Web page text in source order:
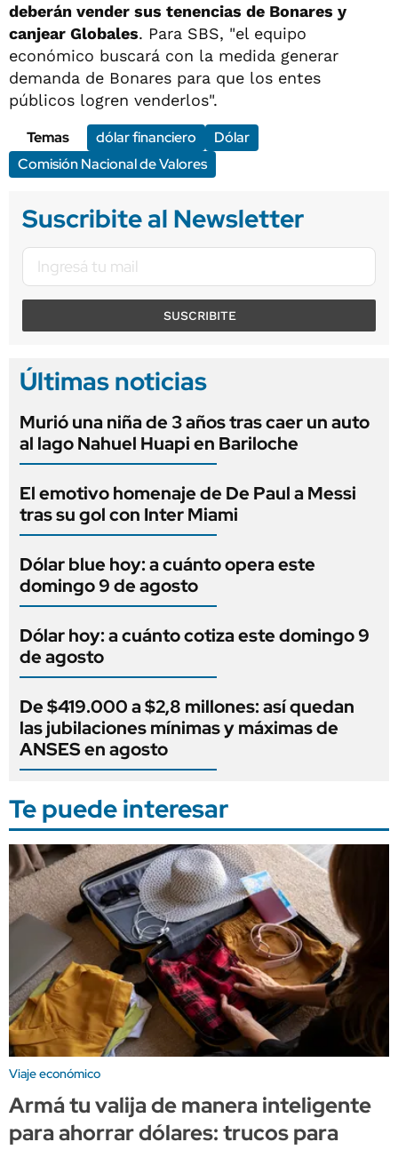
deberán vender sus tenencias de Bonares y
canjear Globales. Para SBS, "el equipo
económico buscará con la medida generar
demanda de Bonares para que los entes
públicos logren venderlos".
Temas
dólar financiero
Dólar
Comisión Nacional de Valores
Suscribite al Newsletter
SUSCRIBITE
Últimas noticias
Murió una niña de 3 años tras caer un auto
al lago Nahuel Huapi en Bariloche
El emotivo homenaje de De Paul a Messi
tras su gol con Inter Miami
Dólar blue hoy: a cuánto opera este
domingo 9 de agosto
Dólar hoy: a cuánto cotiza este domingo 9
de agosto
De $419.000 a $2,8 millones: así quedan
las jubilaciones mínimas y máximas de
ANSES en agosto
Te puede interesar
Viaje económico
Armá tu valija de manera inteligente
para ahorrar dólares: trucos para